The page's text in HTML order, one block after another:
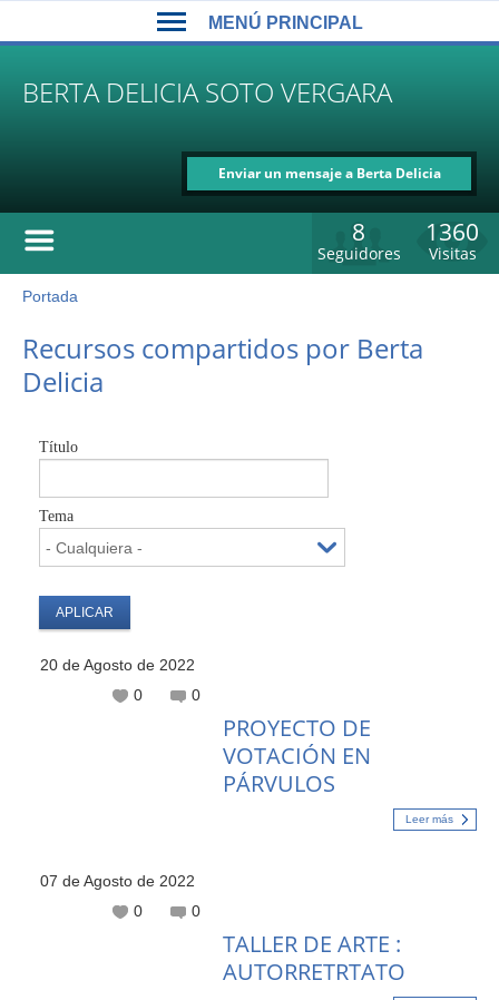
BERTA DELICIA SOTO VERGARA
Enviar un mensaje a Berta Delicia
1360
Visitas
8
Seguidores
Usted
está
aquí
Portada
to
top
Recursos compartidos por Berta
Delicia
Título
Tema
20 de Agosto de 2022
0
0
PROYECTO DE
VOTACIÓN EN
PÁRVULOS
Leer más
07 de Agosto de 2022
0
0
TALLER DE ARTE :
AUTORRETRTATO
MENÚ PRINCIPAL
MENÚ
PRINCIPAL